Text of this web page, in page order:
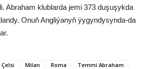
Abraham klublarda jemi 373 duşuşykda
Onuň Angliýanyň ýygyndysynda-da
Çelsi Milan Roma Temmi Abraham